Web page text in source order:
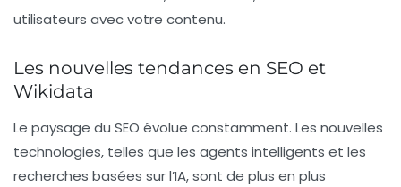
utilisateurs avec votre contenu.
Les nouvelles tendances en SEO et
Wikidata
Le paysage du SEO évolue constamment. Les nouvelles
technologies, telles que les agents intelligents et les
recherches basées sur l’IA, sont de plus en plus